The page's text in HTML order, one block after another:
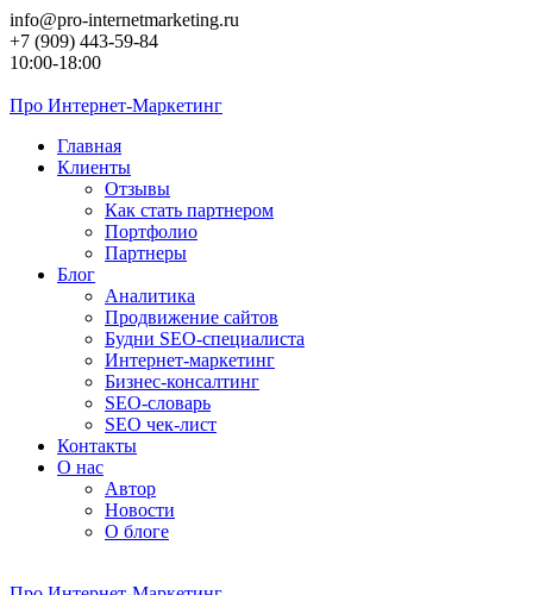
Перейти
к
контенту
info@pro-internetmarketing.ru
+7 (909) 443-59-84
10:00-18:00
Про Интернет-Маркетинг
Главная
Клиенты
Отзывы
Как стать партнером
Портфолио
Партнеры
Блог
Аналитика
Продвижение сайтов
Будни SEO-специалиста
Интернет-маркетинг
Бизнес-консалтинг
SEO-словарь
SEO чек-лист
Контакты
О нас
Автор
Новости
О блоге